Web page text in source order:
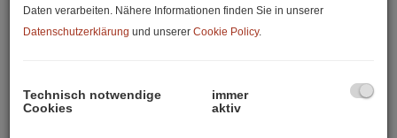
Liebe Interessentin, lieber Interessent,
m² Wohnflächeüberzeugt durch eine durchdachte
Daten verarbeiten. Nähere Informationen finden Sie in unserer
Datenschutzerklärung und unserer Cookie Policy.
Technisch notwendige
Cookies
immer
aktiv